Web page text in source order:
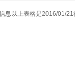
息 以上表格是2016/01/21